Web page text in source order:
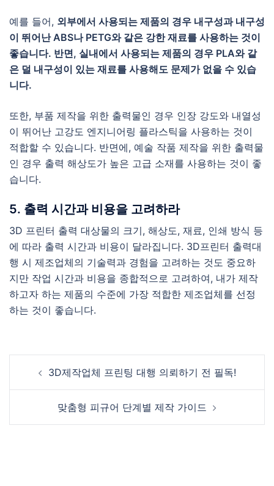
예를 들어, 외부에서 사용되는 제품의 경우 내구성과 내구성
이 뛰어난 ABS나 PETG와 같은 강한 재료를 사용하는 것이
좋습니다. 반면, 실내에서 사용되는 제품의 경우 PLA와 같
은 덜 내구성이 있는 재료를 사용해도 문제가 없을 수 있습
니다.
또한, 부품 제작을 위한 출력물인 경우 인장 강도와 내열성
이 뛰어난 고강도 엔지니어링 플라스틱을 사용하는 것이
적합할 수 있습니다. 반면에, 예술 작품 제작을 위한 출력물
인 경우 출력 해상도가 높은 고급 소재를 사용하는 것이 좋
습니다.
5. 출력 시간과 비용을 고려하라
3D 프린터 출력 대상물의 크기, 해상도, 재료, 인쇄 방식 등
에 따라 출력 시간과 비용이 달라집니다. 3D프린터 출력대
행 시 제조업체의 기술력과 경험을 고려하는 것도 중요하
지만 작업 시간과 비용을 종합적으로 고려하여, 내가 제작
하고자 하는 제품의 수준에 가장 적합한 제조업체를 선정
하는 것이 좋습니다.
navigation
3D제작업체 프린팅 대행 의뢰하기 전 필독!
맞춤형 피규어 단계별 제작 가이드